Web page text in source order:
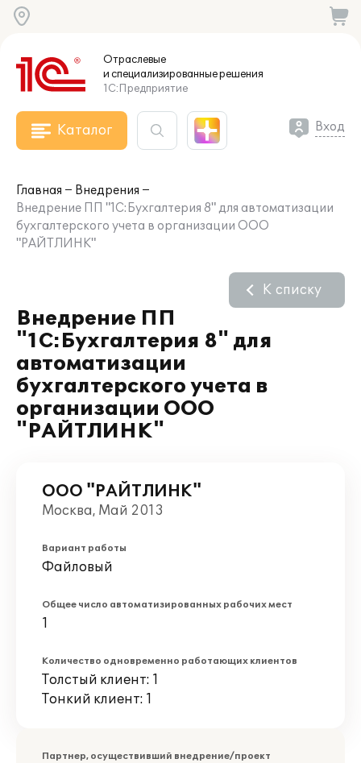
Отраслевые
и специализированныерешения
1С:Предприятие
Каталог Вход
Главная
Внедрения
Внедрение ПП "1С:Бухгалтерия 8" для автоматизации
бухгалтерского учета в организации ООО
"РАЙТЛИНК"
Внедрение ПП
"1С:Бухгалтерия 8" для
автоматизации
бухгалтерского учета в
организации ООО
"РАЙТЛИНК"
К списку
ООО "РАЙТЛИНК"
Москва, Май 2013
Вариант работы
Файловый
Общее число автоматизированных рабочих мест
1
Количество одновременно работающих клиентов
Толстый клиент: 1
Тонкий клиент: 1
Партнер, осуществивший внедрение/проект